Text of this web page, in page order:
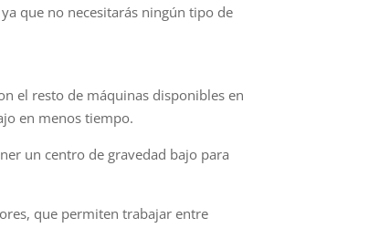
que no necesitarás ningún tipo de
el resto de máquinas disponibles en
en menos tiempo.
un centro de gravedad bajo para
que permiten trabajar entre